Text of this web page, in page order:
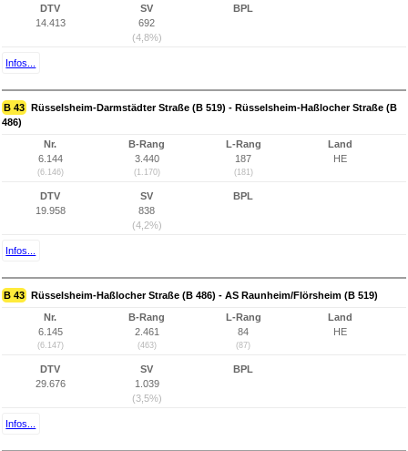
DTV
14.413
SV
692
(4,8%)
BPL
Infos...
B 43 Rüsselsheim-Darmstädter Straße (B 519) - Rüsselsheim-Haßlocher Straße (B
486)
Nr.
6.144
(6.146)
B-Rang
3.440
(1.170)
L-Rang
187
(181)
Land
HE
DTV
19.958
SV
838
(4,2%)
BPL
Infos...
B 43 Rüsselsheim-Haßlocher Straße (B 486) - AS Raunheim/Flörsheim (B 519)
Nr.
6.145
(6.147)
B-Rang
2.461
(463)
L-Rang
84
(87)
Land
HE
DTV
29.676
SV
1.039
(3,5%)
BPL
Infos...